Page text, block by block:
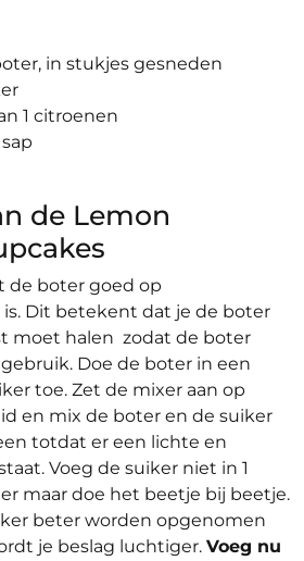
in stukjes gesneden
1 citroenen
de Lemon
de boter goed op
Dit betekent dat je de boter
moet halen zodat de boter
Doe de boter in een
toe. Zet de mixer aan op
en mix de boter en de suiker
totdat er een lichte en
Voeg de suiker niet in 1
maar doe het beetje bij beetje.
beter worden opgenomen
je beslag luchtiger. Voeg nu